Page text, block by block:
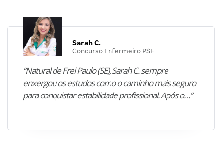
Sarah C.
Concurso Enfermeiro PSF
“Natural de Frei Paulo (SE), Sarah C. sempre
enxergou os estudos como o caminho mais seguro
para conquistar estabilidade profissional. Após o…”